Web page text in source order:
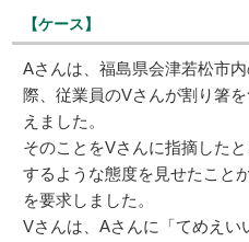
【ケース】
Aさんは、福島県会津若松市
際、従業員のVさんが割り箸
えました。
そのことをVさんに指摘した
するような態度を見せたこと
を要求しました。
Vさんは、Aさんに「てめえい